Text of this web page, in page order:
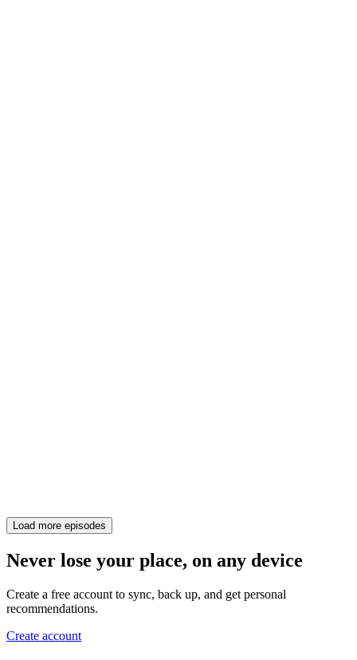
Load more episodes
Never lose your place, on any device
Create a free account to sync, back up, and get personal
recommendations.
Create account